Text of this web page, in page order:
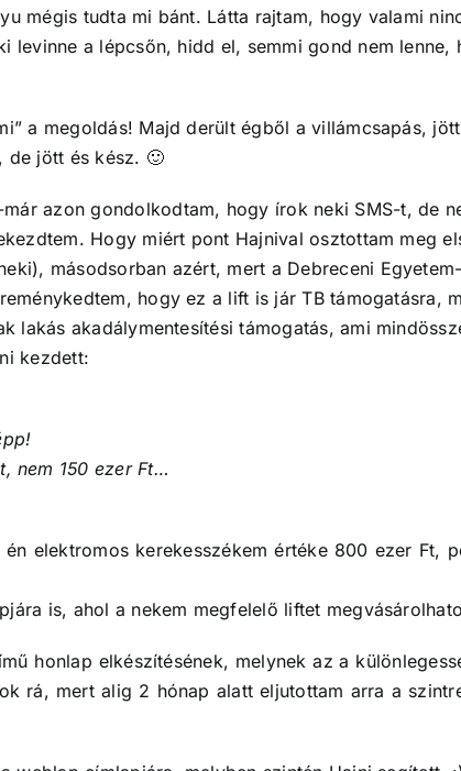
mégis tudta mi bánt. Látta rajtam, hogy valami
a lépcsőn, hidd el, semmi gond nem lenne,
a megoldás! Majd derült égből a villámcsapás,
de jött és kész. 🙂
azon gondolkodtam, hogy írok neki SMS-t, de
Hogy miért pont Hajnival osztottam meg
másodsorban azért, mert a Debreceni
hogy ez a lift is jár TB támogatásra,
lakás akadálymentesítési támogatás, ami
kezdett:
nem 150 ezer Ft…
elektromos kerekesszékem értéke 800 ezer Ft,
is, ahol a nekem megfelelő liftet
honlap elkészítésének, melynek az a
rá, mert alig 2 hónap alatt eljutottam arra a